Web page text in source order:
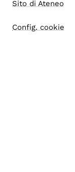
Sito di Ateneo
Config. cookie